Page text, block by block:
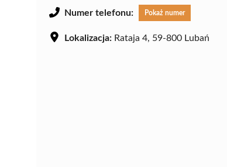
Numer telefonu: Pokaż numer
Lokalizacja: Rataja 4, 59-800 Lubań